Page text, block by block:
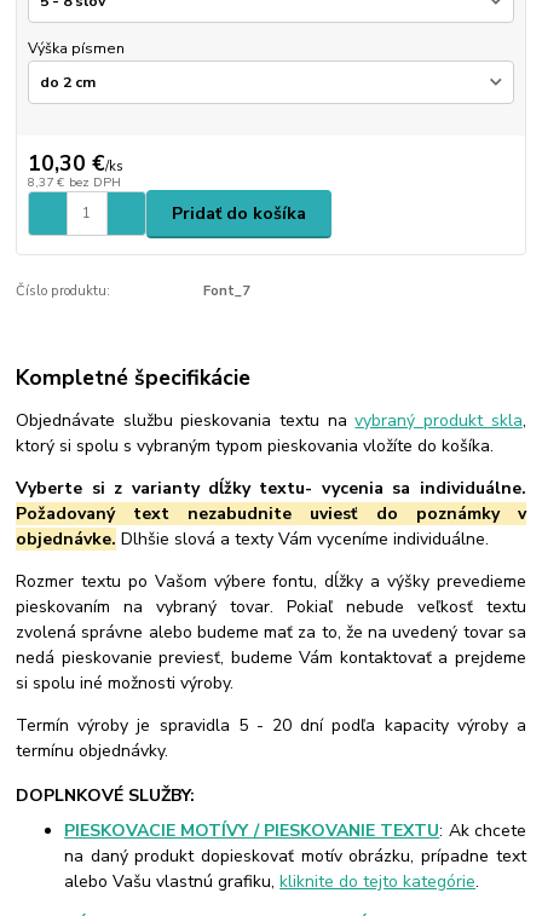
Výška písmen
10,30 €/ks
8,37 € bez DPH
Pridať do košíka
Číslo produktu: Font_7
Kompletné špecifikácie
Objednávate službu pieskovania textu navybraný produkt skla,
ktorý si spolu s vybraným typom pieskovania vložíte do košíka.
Vyberte si z varianty dĺžky textu- vycenia sa individuálne.
Požadovaný text nezabudnite uviesť do poznámky v
objednávke. Dlhšie slová a texty Vám vyceníme individuálne.
Rozmer textu po Vašom výbere fontu, dĺžky a výšky prevedieme
pieskovaním na vybraný tovar. Pokiaľ nebude veľkosť textu
zvolená správne alebo budeme mať za to, že na uvedený tovar sa
nedá pieskovanie previesť, budeme Vám kontaktovať a prejdeme
si spolu iné možnosti výroby.
Termín výroby je spravidla 5 - 20 dní podľa kapacity výroby a
termínu objednávky.
DOPLNKOVÉ SLUŽBY:
PIESKOVACIE MOTÍVY / PIESKOVANIE TEXTU: Ak chcete
na daný produkt dopieskovať motív obrázku, prípadne text
alebo Vašu vlastnú grafiku,kliknite do tejto kategórie.